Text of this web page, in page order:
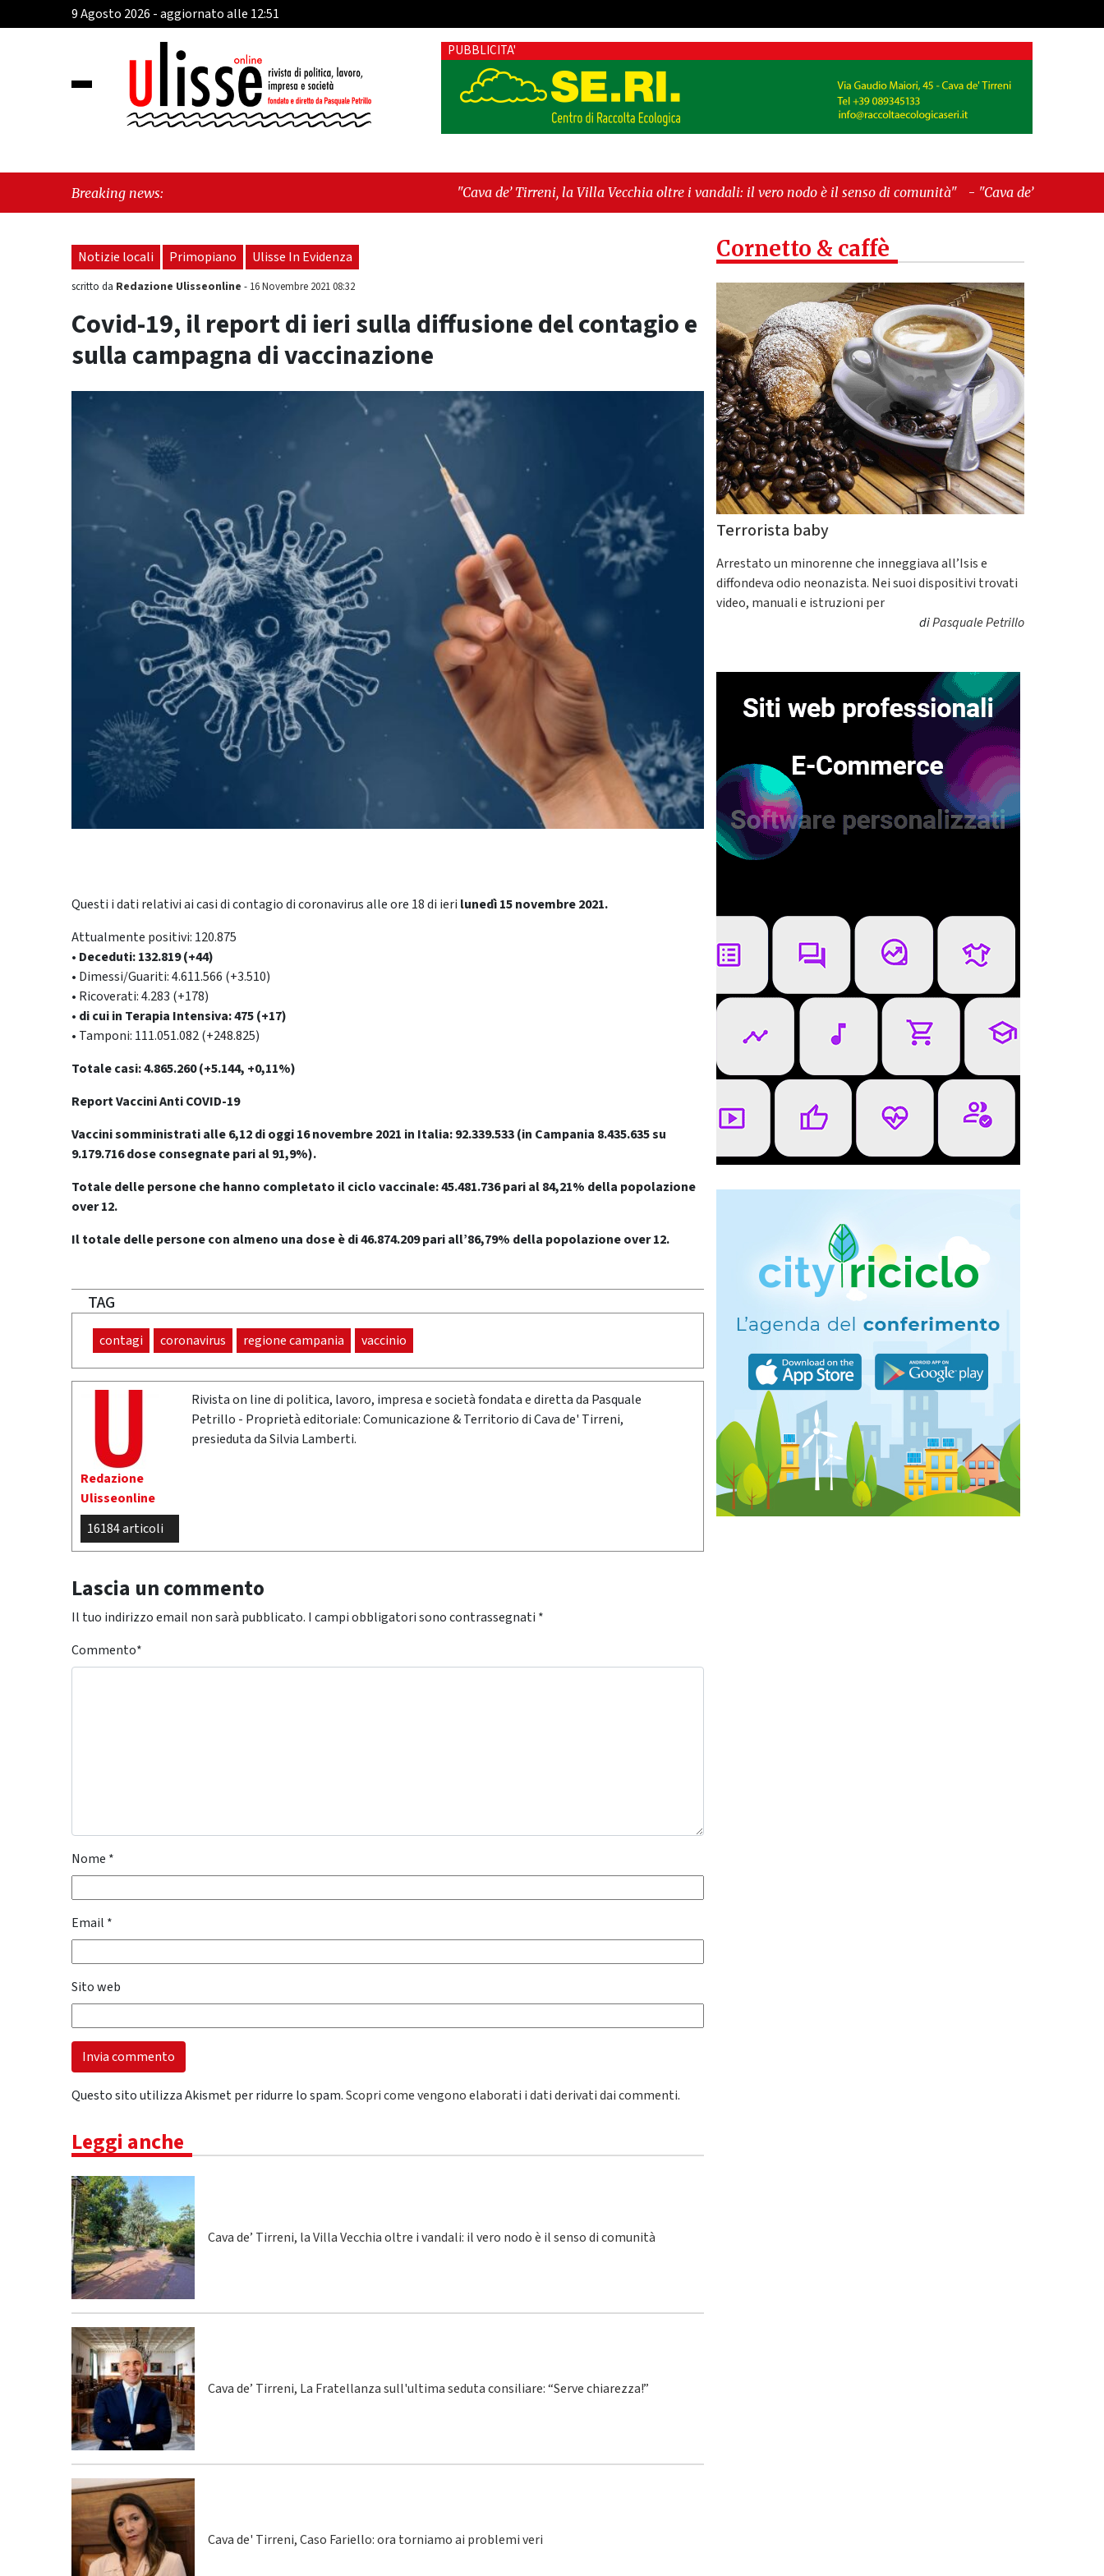
9 Agosto 2026 - aggiornato alle 12:51
PUBBLICITA'
Breaking news: "Cava de’ Tirreni, la Villa Vecchia oltre i vandali: il vero nodo è il senso di comunità" -"Cava de’ Tirreni, La
Fratellanza sull'ultima seduta consiliare: “Serve chiarezza!”"
Notizie locali Primopiano Ulisse In Evidenza
scritto da Redazione Ulisseonline - 16 Novembre 2021 08:32
Covid-19, il report di ieri sulla diffusione del contagio e
sulla campagna di vaccinazione
Questi i dati relativi ai casi di contagio di coronavirus alle ore 18 di ieri lunedì 15 novembre2021.
Attualmente positivi: 120.875
• Deceduti: 132.819 (+44)
• Dimessi/Guariti: 4.611.566 (+3.510)
• Ricoverati: 4.283 (+178)
• di cui in Terapia Intensiva: 475 (+17)
• Tamponi: 111.051.082 (+248.825)
Totale casi: 4.865.260 (+5.144, +0,11%)
Report Vaccini Anti COVID-19
Vaccini somministrati alle 6,12 di oggi 16 novembre 2021 in Italia: 92.339.533(in Campania 8.435.635 su
9.179.716 dose consegnate pari al 91,9%).
Totale delle persone che hanno completato il ciclo vaccinale: 45.481.736 pari al 84,21% della popolazione
over 12.
Il totale delle persone con almeno una dose è di 46.874.209 pari all’86,79% della popolazione over 12.
TAG
contagi coronavirus regione campania vaccinio
Redazione
Ulisseonline
16184 articoli
Rivista on line di politica, lavoro, impresa e società fondata e diretta da Pasquale
Petrillo - Proprietà editoriale: Comunicazione & Territorio di Cava de' Tirreni,
presieduta da Silvia Lamberti.
Lascia un commento
Il tuo indirizzo email non sarà pubblicato. I campi obbligatori sono contrassegnati *
Commento*
Nome *
Email *
Sito web
Questo sito utilizza Akismet per ridurre lo spam.Scopri come vengono elaborati i dati derivati dai commenti.
Leggi anche
Cava de’ Tirreni, la Villa Vecchia oltre i vandali: il vero nodo è il senso di comunità
Cava de’ Tirreni, La Fratellanza sull'ultima seduta consiliare: “Serve chiarezza!”
Cava de' Tirreni, Caso Fariello: ora torniamo ai problemi veri
Cornetto & caffè
Terrorista baby
Arrestato un minorenne che inneggiava all’Isis e
diffondeva odio neonazista. Nei suoi dispositivi trovati
video, manuali e istruzioni per
diPasquale Petrillo